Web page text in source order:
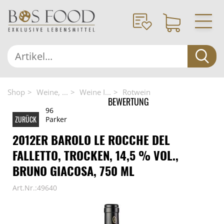
Shop Weine, ... Weine I... Rotwein
ZURÜCK
2012ER BAROLO LE ROCCHE DEL
FALLETTO, TROCKEN, 14,5 % VOL.,
BRUNO GIACOSA, 750 ML
Art.Nr.:49640
BEWERTUNG
96
Parker